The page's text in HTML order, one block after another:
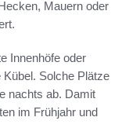
Mauern oder
Innenhöfe oder
Solche Plätze
nachts ab. Damit
im Frühjahr und